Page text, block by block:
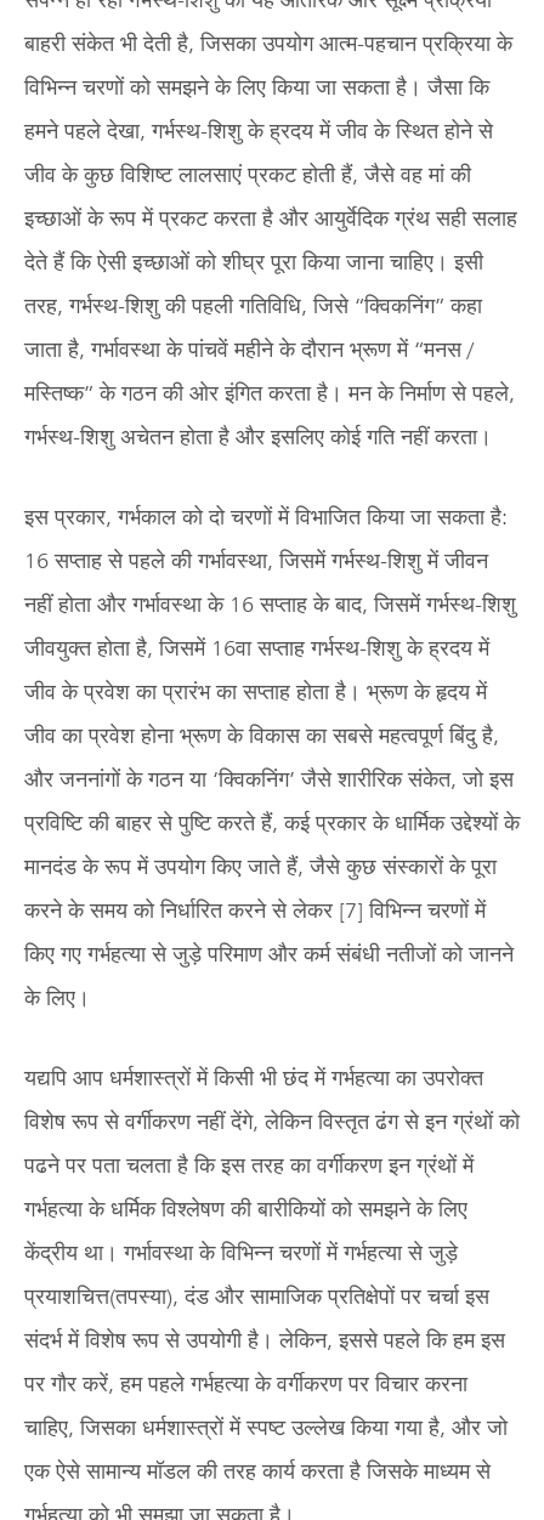
बाहरी संकेत भी देती है, जिसका उपयोग आत्म-पहचान प्रक्रिया के
विभिन्न चरणों को समझने के लिए किया जा सकता है। जैसा कि
हमने पहले देखा, गर्भस्थ-शिशु के ह्रदय में जीव के स्थित होने से
जीव के कुछ विशिष्ट लालसाएं प्रकट होती हैं, जैसे वह मां की
इच्छाओं के रूप में प्रकट करता है और आयुर्वेदिक ग्रंथ सही सलाह
देते हैं कि ऐसी इच्छाओं को शीघ्र पूरा किया जाना चाहिए। इसी
तरह, गर्भस्थ-शिशु की पहली गतिविधि, जिसे “क्विकनिंग” कहा
जाता है, गर्भावस्था के पांचवें महीने के दौरान भ्रूण में “मनस /
मस्तिष्क” के गठन की ओर इंगित करता है। मन के निर्माण से पहले,
गर्भस्थ-शिशु अचेतन होता है और इसलिए कोई गति नहीं करता।
इस प्रकार, गर्भकाल को दो चरणों में विभाजित किया जा सकता है:
16 सप्ताह से पहले की गर्भावस्था, जिसमें गर्भस्थ-शिशु में जीवन
नहीं होता और गर्भावस्था के 16 सप्ताह के बाद, जिसमें गर्भस्थ-शिशु
जीवयुक्त होता है, जिसमें 16वा सप्ताह गर्भस्थ-शिशु के ह्रदय में
जीव के प्रवेश का प्रारंभ का सप्ताह होता है। भ्रूण के हृदय में
जीव का प्रवेश होना भ्रूण के विकास का सबसे महत्वपूर्ण बिंदु है,
और जननांगों के गठन या ‘क्विकनिंग’ जैसे शारीरिक संकेत, जो इस
प्रविष्टि की बाहर से पुष्टि करते हैं, कई प्रकार के धार्मिक उद्देश्यों के
मानदंड के रूप में उपयोग किए जाते हैं, जैसे कुछ संस्कारों के पूरा
करने के समय को निर्धारित करने से लेकर [7] विभिन्न चरणों में
किए गए गर्भहत्या से जुड़े परिमाण और कर्म संबंधी नतीजों को जानने
के लिए।
यद्यपि आप धर्मशास्त्रों में किसी भी छंद में गर्भहत्या का उपरोक्त
विशेष रूप से वर्गीकरण नहीं देंगे, लेकिन विस्तृत ढंग से इन ग्रंथों को
पढने पर पता चलता है कि इस तरह का वर्गीकरण इन ग्रंथों में
गर्भहत्या के धर्मिक विश्लेषण की बारीकियों को समझने के लिए
केंद्रीय था। गर्भावस्था के विभिन्न चरणों में गर्भहत्या से जुड़े
प्रयाशचित्त(तपस्या), दंड और सामाजिक प्रतिक्षेपों पर चर्चा इस
संदर्भ में विशेष रूप से उपयोगी है। लेकिन, इससे पहले कि हम इस
पर गौर करें, हम पहले गर्भहत्या के वर्गीकरण पर विचार करना
चाहिए, जिसका धर्मशास्त्रों में स्पष्ट उल्लेख किया गया है, और जो
एक ऐसे सामान्य मॉडल की तरह कार्य करता है जिसके माध्यम से
गर्भहत्या को भी समझा जा सकता है।